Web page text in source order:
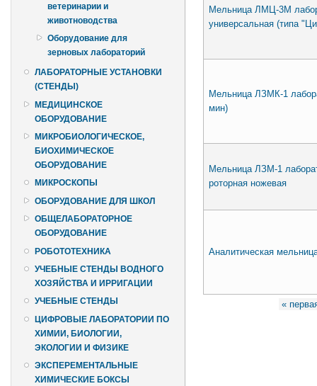
ветеринарии и
животноводства
Оборудование для
зерновых лабораторий
ЛАБОРАТОРНЫЕ УСТАНОВКИ
(СТЕНДЫ)
МЕДИЦИНСКОЕ
ОБОРУДОВАНИЕ
МИКРОБИОЛОГИЧЕСКОЕ,
БИОХИМИЧЕСКОЕ
ОБОРУДОВАНИЕ
МИКРОСКОПЫ
ОБОРУДОВАНИЕ ДЛЯ ШКОЛ
ОБЩЕЛАБОРАТОРНОЕ
ОБОРУДОВАНИЕ
РОБОТОТЕХНИКА
УЧЕБНЫЕ СТЕНДЫ ВОДНОГО
ХОЗЯЙСТВА И ИРРИГАЦИИ
УЧЕБНЫЕ СТЕНДЫ
ЦИФРОВЫЕ ЛАБОРАТОРИИ ПО
ХИМИИ, БИОЛОГИИ,
ЭКОЛОГИИ И ФИЗИКЕ
ЭКСПЕРЕМЕНТАЛЬНЫЕ
ХИМИЧЕСКИЕ БОКСЫ
Мельница ЛМЦ-3М
универсальная (типа
Мельница ЛЗМК-1
мин)
Мельница ЛЗМ-1
роторная ножевая
Аналитическая
«